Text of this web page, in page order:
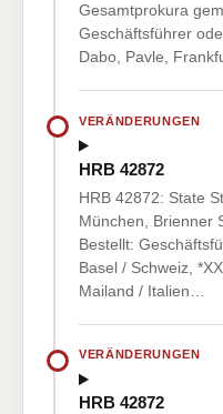
Gesamtprokura
Geschäftsführer
Dabo, Pavle,
VERÄNDERUNGEN
HRB 42872
HRB 42872: State
München, Brienner
Bestellt:
Basel / Schweiz,
Mailand / Italien…
VERÄNDERUNGEN
HRB 42872